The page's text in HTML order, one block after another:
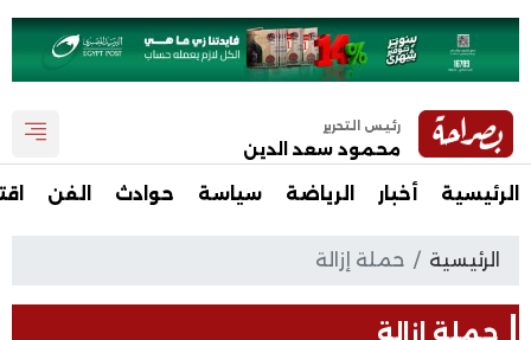
رئيس التحرير
محمود سعد الدين
الرئيسية أخبار الرياضة سياسة حوادث الفن
الرئيسية حملة إزالة
حملة إزالة